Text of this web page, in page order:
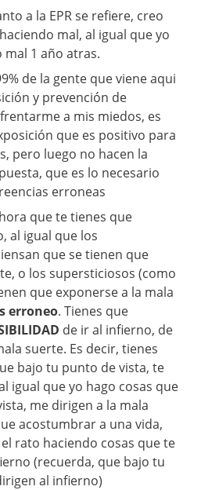
a la EPR se refiere, creo
mal, al igual que yo
mal 1 año atras.
de la gente que viene aqui
y prevención de
a mis miedos, es
que es positivo para
pero luego no hacen la
que es lo necesario
erroneas
que te tienes que
al igual que los
que se tienen que
o los supersticiosos (como
que exponerse a la mala
erroneo. Tienes que
de ir al infierno, de
suerte. Es decir, tienes
bajo tu punto de vista, te
igual que yo hago cosas que
me dirigen a la mala
acostumbrar a una vida,
rato haciendo cosas que te
(recuerda, que bajo tu
al infierno)